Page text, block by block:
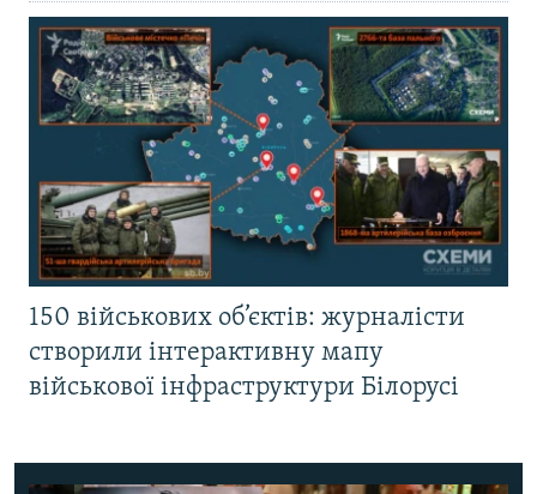
150 військових об’єктів: журналісти
створили інтерактивну мапу
військової інфраструктури Білорусі